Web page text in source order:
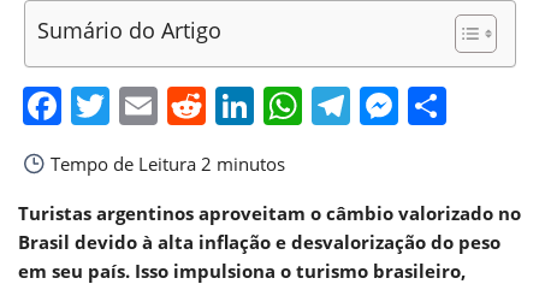
Sumário do Artigo
Facebook
Twitter
EmailReddit
LinkedIn
WhatsApp
Telegram
Tempo de Leitura 2 minutos
Turistas argentinos aproveitam o câmbio valorizado no
Brasil devido à alta inflação e desvalorização do peso
em seu país. Isso impulsiona o turismo brasileiro,